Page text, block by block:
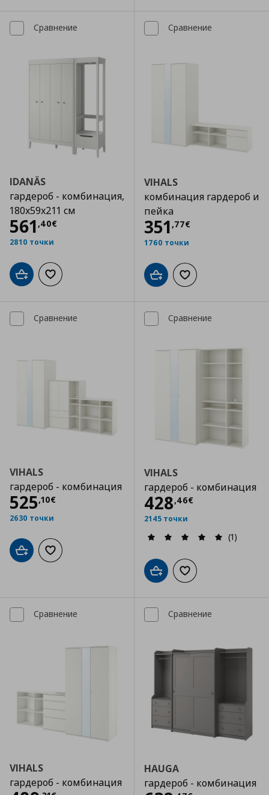
Сравнение
IDANÄS
гардероб - комбинация,
180x59x211 см
561 ,40€
Цена
2810 точки
Добави в кошницата
Добави към списъка с любими
Сравнение
VIHALS
комбинация гардероб и
пейка
351 ,77€
Цена
1760 точки
Добави в кошницата
Добави към
Сравнение
VIHALS
гардероб - комбинация
525,10€
Цена
2630 точки
Добави в кошницата
Добави към списъка с любими
Сравнение
VIHALS
гардероб - комбинация
428,46€
Цена428,46 €
2145 точки
(1)
Добави в кошницата
Добави към
Сравнение
VIHALS
гардероб - комбинация
Сравнение
HAUGA
гардероб - комбинация